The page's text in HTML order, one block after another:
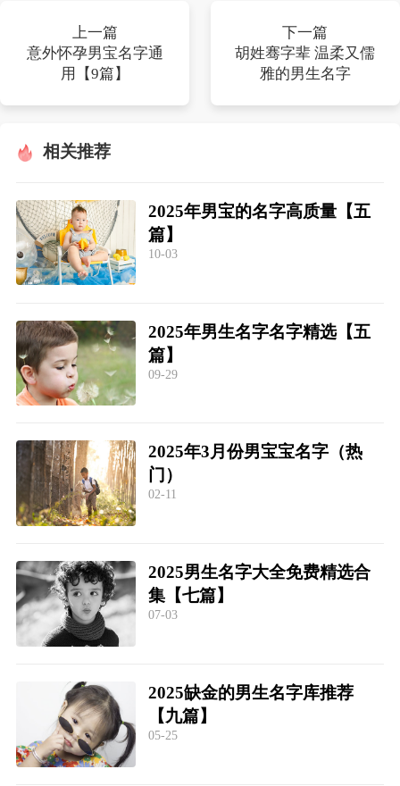
上一篇
意外怀孕男宝名字通
用【9篇】
下一篇
胡姓骞字辈 温柔又儒
雅的男生名字
相关推荐
2025年男宝的名字高质量【五
篇】
10-03
2025年男生名字名字精选【五
篇】
09-29
2025年3月份男宝宝名字（热
门）
02-11
2025男生名字大全免费精选合
集【七篇】
07-03
2025缺金的男生名字库推荐
【九篇】
05-25